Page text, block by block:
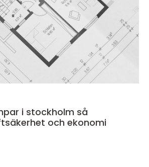
i stockholm så
och ekonomi